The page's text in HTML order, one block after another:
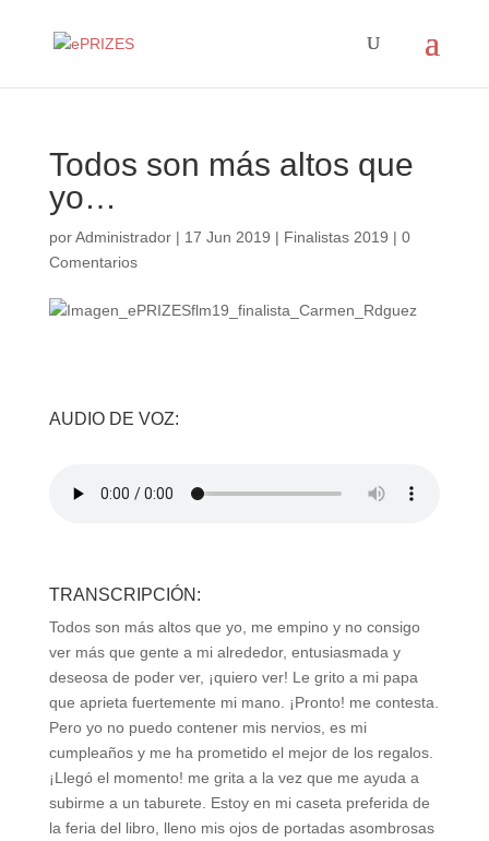
Todos son más altos que
yo…
porAdministrador| 17 Jun 2019 | Finalistas 2019 | 0
Comentarios
AUDIO DE VOZ:
TRANSCRIPCIÓN:
Todos son más altos que yo, me empino y no consigo
ver más que gente a mi alrededor, entusiasmada y
deseosa de poder ver, ¡quiero ver! Le grito a mi papa
que aprieta fuertemente mi mano. ¡Pronto! me contesta.
Pero yo no puedo contener mis nervios, es mi
cumpleaños y me ha prometido el mejor de los regalos.
¡Llegó el momento! me grita a la vez que me ayuda a
subirme a un taburete. Estoy en mi caseta preferida de
la feria del libro, lleno mis ojos de portadas asombrosas